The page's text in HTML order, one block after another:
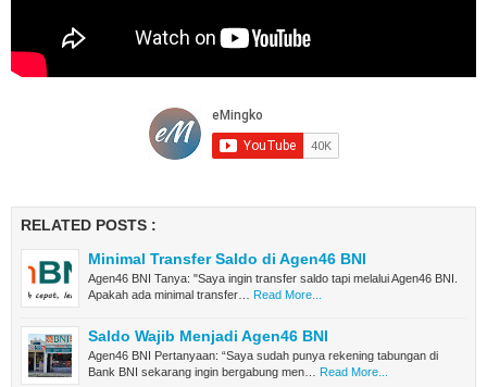
RELATED POSTS :
Minimal Transfer Saldo di Agen46 BNI
Agen46 BNI Tanya: "Saya ingin transfer saldo tapi melalui Agen46 BNI.
Apakah ada minimal transfer…
Read More...
Saldo Wajib Menjadi Agen46 BNI
Agen46 BNI Pertanyaan: “Saya sudah punya rekening tabungan di
Bank BNI sekarang ingin bergabung men…
Read More...